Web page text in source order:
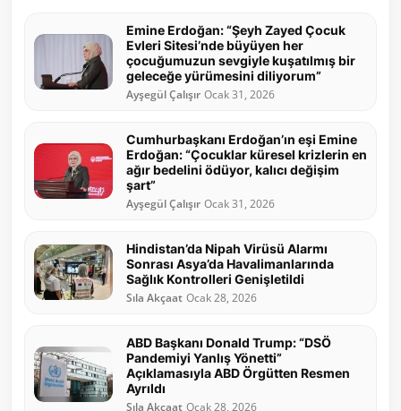
Emine Erdoğan: “Şeyh Zayed Çocuk
Evleri Sitesi’nde büyüyen her
çocuğumuzun sevgiyle kuşatılmış bir
geleceğe yürümesini diliyorum”
Ayşegül Çalışır Ocak 31, 2026
Cumhurbaşkanı Erdoğan’ın eşi Emine
Erdoğan: “Çocuklar küresel krizlerin en
ağır bedelini ödüyor, kalıcı değişim
şart”
Ayşegül Çalışır Ocak 31, 2026
Hindistan’da Nipah Virüsü Alarmı
Sonrası Asya’da Havalimanlarında
Sağlık Kontrolleri Genişletildi
Sıla Akçaat Ocak 28, 2026
ABD Başkanı Donald Trump: “DSÖ
Pandemiyi Yanlış Yönetti”
Açıklamasıyla ABD Örgütten Resmen
Ayrıldı
Sıla Akçaat Ocak 28, 2026